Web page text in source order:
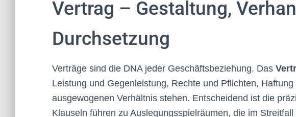
Vertrag – Gestaltung,
Durchsetzung
Verträge sind die DNA jeder Geschäftsbeziehung. Das
Leistung und Gegenleistung, Rechte und Pflichten,
ausgewogenen Verhältnis stehen. Entscheidend ist die
Klauseln führen zu Auslegungsspielräumen, die im